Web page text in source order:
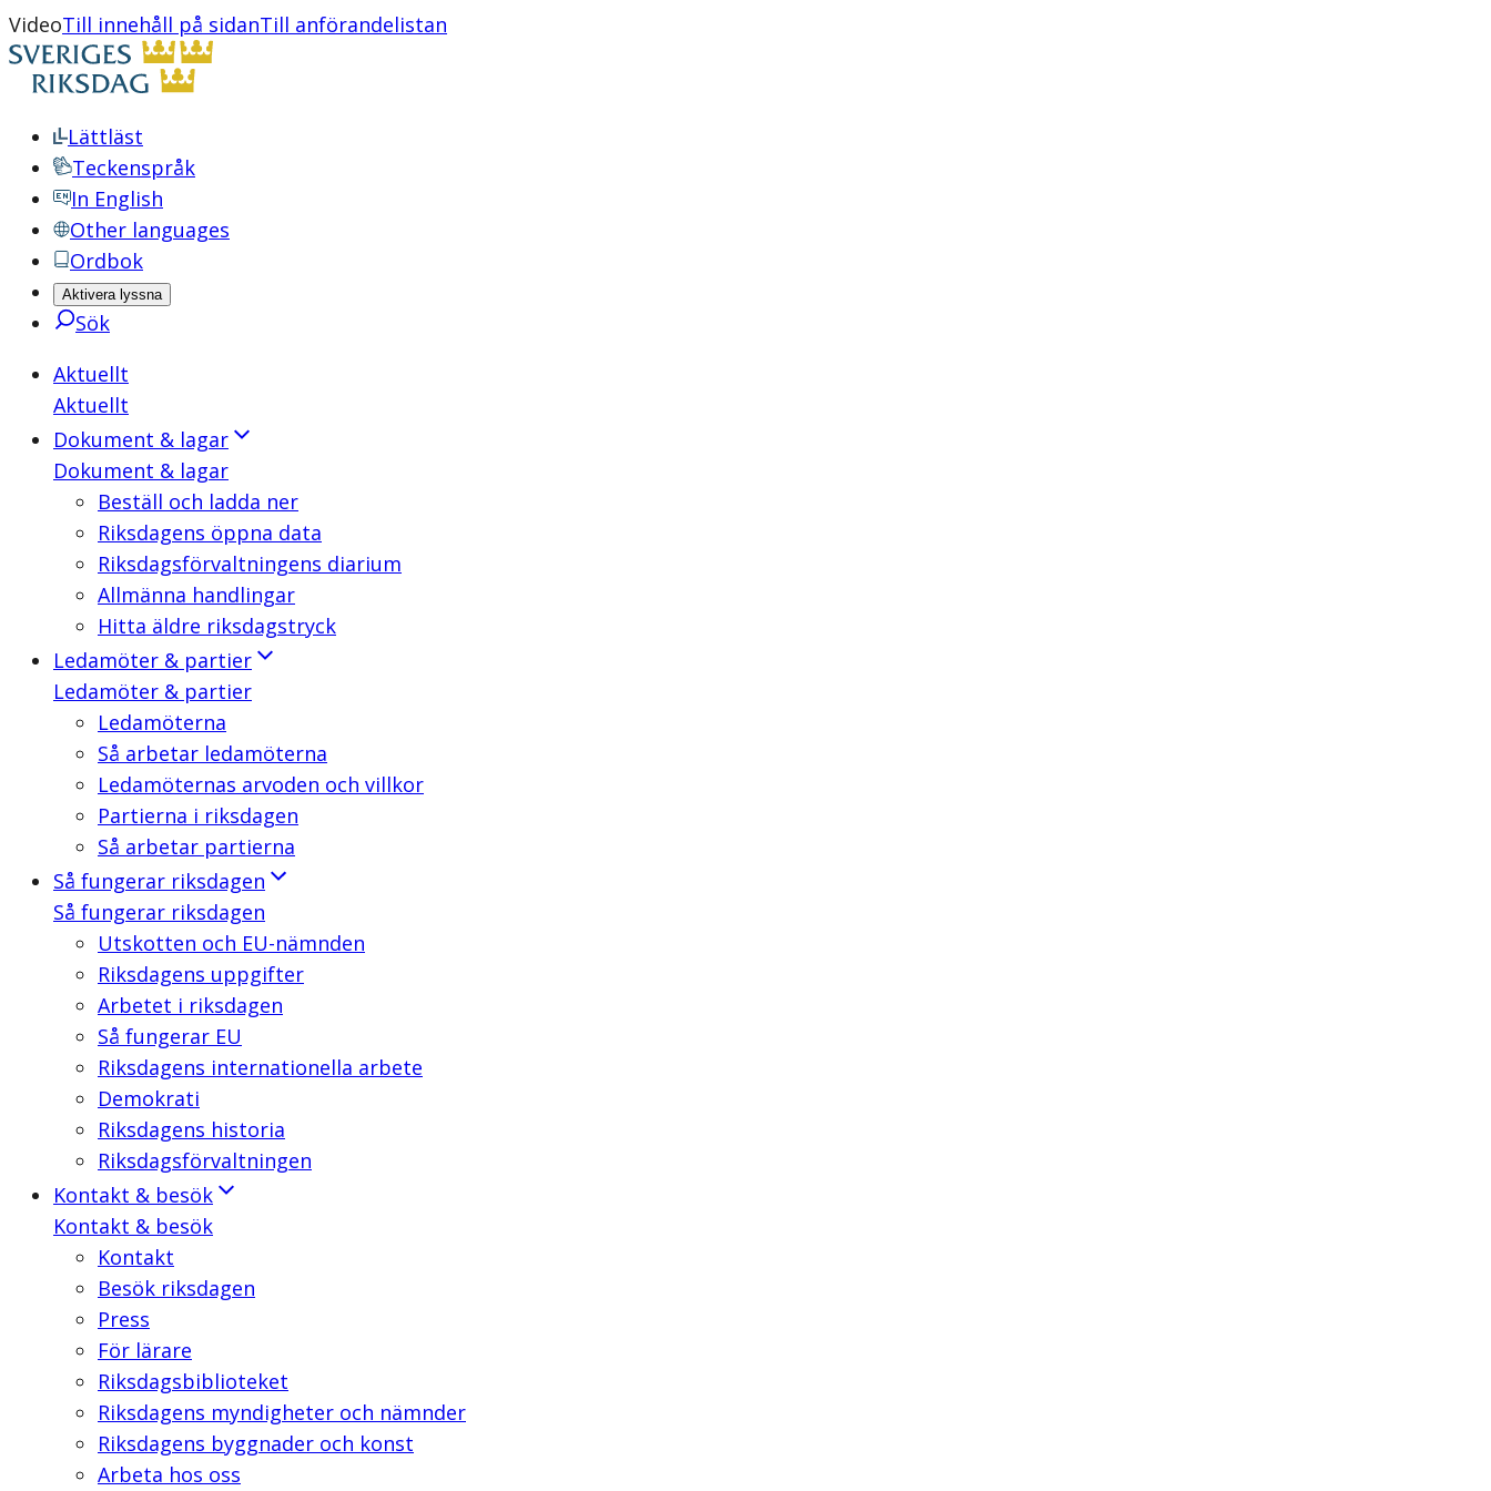
VideoTill innehåll på sidanTill anförandelistan
Lättläst
Teckenspråk
In English
Other languages
Ordbok
Aktivera lyssna
Sök
Aktuellt
Aktuellt
Dokument & lagar
Dokument & lagar
Beställ och ladda ner
Riksdagens öppna data
Riksdagsförvaltningens diarium
Allmänna handlingar
Hitta äldre riksdagstryck
Ledamöter & partier
Ledamöter & partier
Ledamöterna
Så arbetar ledamöterna
Ledamöternas arvoden och villkor
Partierna i riksdagen
Så arbetar partierna
Så fungerar riksdagen
Så fungerar riksdagen
Utskotten och EU-nämnden
Riksdagens uppgifter
Arbetet i riksdagen
Så fungerar EU
Riksdagens internationella arbete
Demokrati
Riksdagens historia
Riksdagsförvaltningen
Kontakt & besök
Kontakt & besök
Kontakt
Besök riksdagen
Press
För lärare
Riksdagsbiblioteket
Riksdagens myndigheter och nämnder
Riksdagens byggnader och konst
Arbeta hos oss